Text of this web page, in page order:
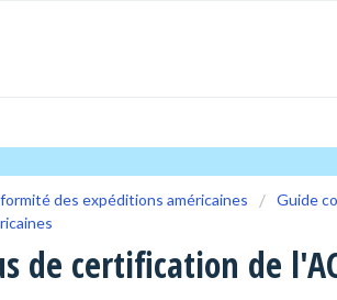
des expéditions américaines
Guide
de certification de